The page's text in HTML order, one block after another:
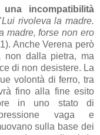
incompatibilità
Lui rivoleva la madre.
madre, forse non ero
Anche Verena però
non dalla pietra, ma
di non desistere. La
volontà di ferro, tra
fino alla fine esito
in uno stato di
vaga e
sulla base dei